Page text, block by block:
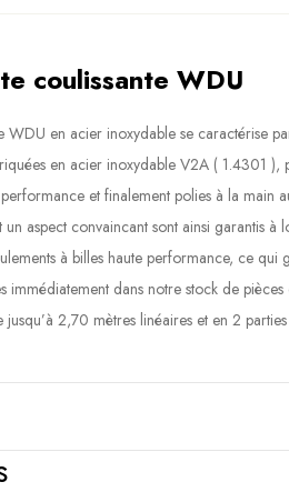
coulissante WDU
WDU en acier inoxydable se caractérise
en acier inoxydable V2A ( 1.4301 ),
et finalement polies à la main
aspect convaincant sont ainsi garantis à
à billes haute performance, ce
immédiatement dans notre stock de pièces
jusqu’à 2,70 mètres linéaires et en 2